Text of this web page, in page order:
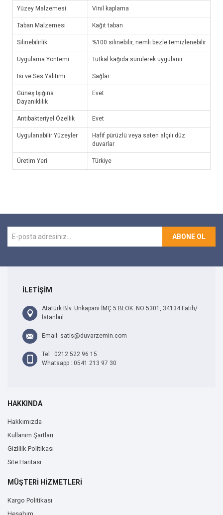
Yüzey Malzemesi Vinil kaplama
Taban Malzemesi Kağıt taban
Silinebilirlik %100 silinebilir, nemli bezle temizlenebilir
Uygulama Yöntemi Tutkal kağıda sürülerek uygulanır
Isı ve Ses Yalıtımı Sağlar
Güneş Işığına
Dayanıklılık
Evet
Antibakteriyel Özellik Evet
Uygulanabilir Yüzeyler
Hafif pürüzlü veya saten alçılı düz
duvarlar
Üretim Yeri Türkiye
ABONE OL
İLETİŞİM
Atatürk Blv. Unkapanı İMÇ 5 BLOK. NO:5301, 34134 Fatih/
İstanbul
Email: satis@duvarzemin.com
Tel : 0212 522 96 15
Whatsapp : 0541 213 97 30
HAKKINDA
Hakkımızda
Kullanım Şartları
Gizlilik Politikası
Site Haritası
MÜŞTERİ HİZMETLERİ
Kargo Politikası